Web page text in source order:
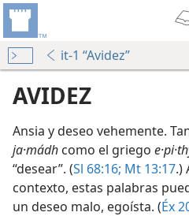
it-1 “Avidez”
AVIDEZ
Ansia y deseo vehemente.
ja·mádh como el griego
“desear”. (Sl 68:16; Mt 13:17.)
contexto, estas palabras
un deseo malo, egoísta. (Éx